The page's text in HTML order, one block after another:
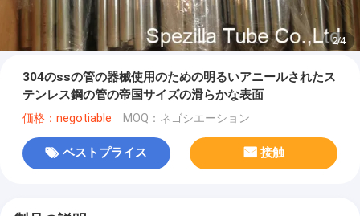
2/4
304のssの管の器械使用のための明るいアニールされたス
テンレス鋼の管の帝国サイズの滑らかな表面
価格：negotiable MOQ：ネゴシエーション
ベストプライス 接触